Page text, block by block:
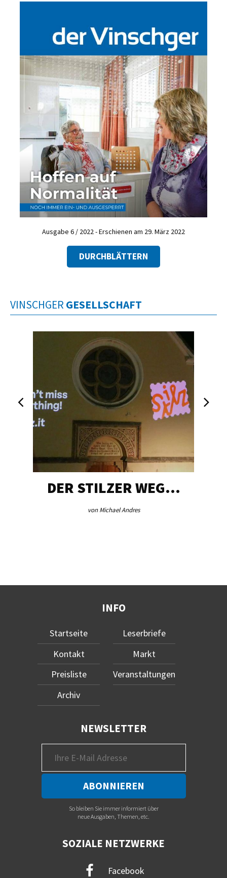
Ausgabe 6 / 2022 - Erschienen am 29. März 2022
DURCHBLÄTTERN
VINSCHGER GESELLSCHAFT
DER STILZER WEG…
von Michael Andres
INFO
Startseite
Kontakt
Preisliste
Archiv
Leserbriefe
Markt
Veranstaltungen
NEWSLETTER
So bleiben Sie immer informiert über
neue Ausgaben, Themen, etc.
SOZIALE NETZWERKE
Facebook